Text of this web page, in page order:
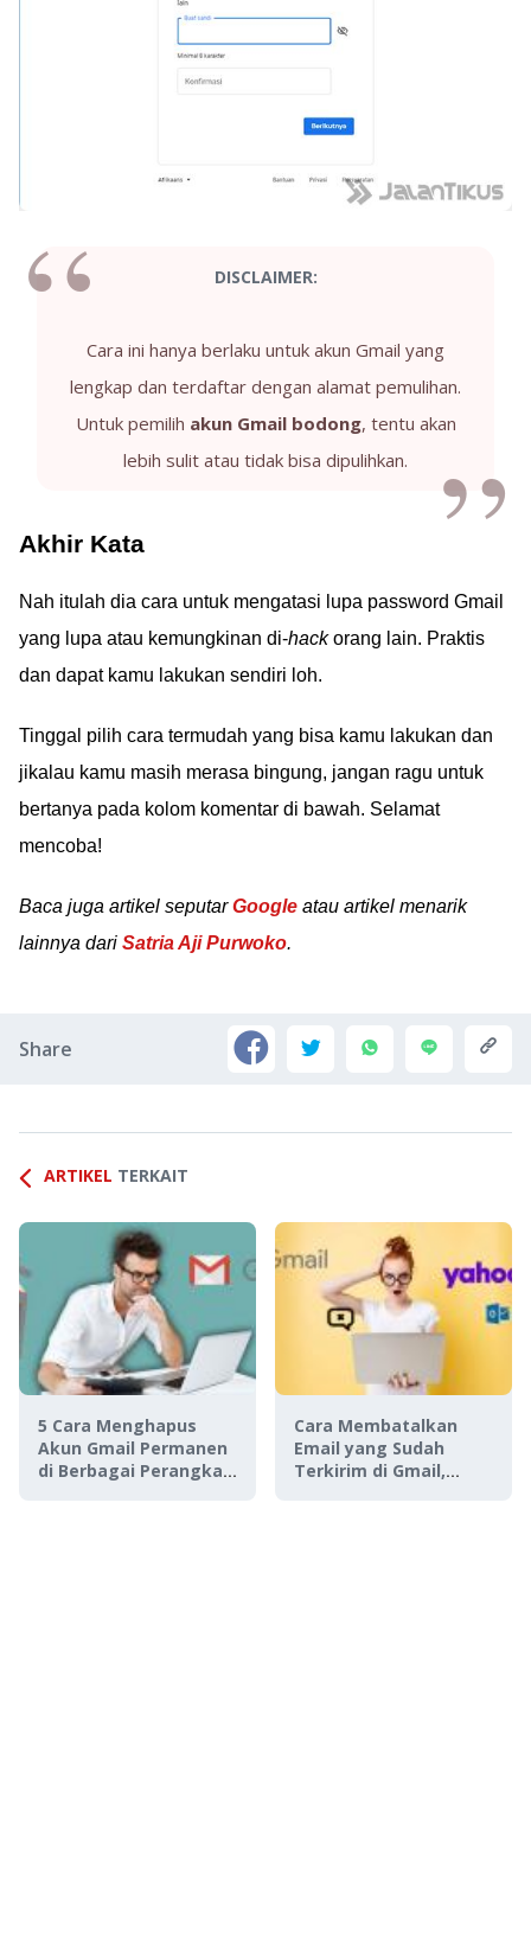
DISCLAIMER:
Cara ini hanya berlaku untuk akun Gmail yang
lengkap dan terdaftar dengan alamat pemulihan.
Untuk pemilih akun Gmail bodong, tentu akan
lebih sulit atau tidak bisa dipulihkan.
Akhir Kata
Nah itulah dia cara untuk mengatasi lupa password Gmail
yang lupa atau kemungkinan di-hackorang lain. Praktis
dan dapat kamu lakukan sendiri loh.
Tinggal pilih cara termudah yang bisa kamu lakukan dan
jikalau kamu masih merasa bingung, jangan ragu untuk
bertanya pada kolom komentar di bawah. Selamat
mencoba!
Baca juga artikel seputarGoogle atau artikel menarik
lainnya dari Satria Aji Purwoko.
Share
ARTIKEL TERKAIT
5 Cara Menghapus
Akun Gmail Permanen
di Berbagai Perangkat,
Cara Membatalkan
Email yang Sudah
Terkirim di Gmail,